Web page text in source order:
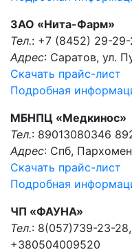
ЗАО «Нита-Фарм»
Тел.: +7 (8452) 29-29-
Адрес: Саратов, ул.
Скачать прайс-лист
Подробная
МБНПЦ «Медкинос»
Тел.: 89013080346
Адрес: Спб,
Скачать прайс-лист
Подробная
ЧП «ФАУНА»
Тел.: 8(057)739-23-
+380504009520